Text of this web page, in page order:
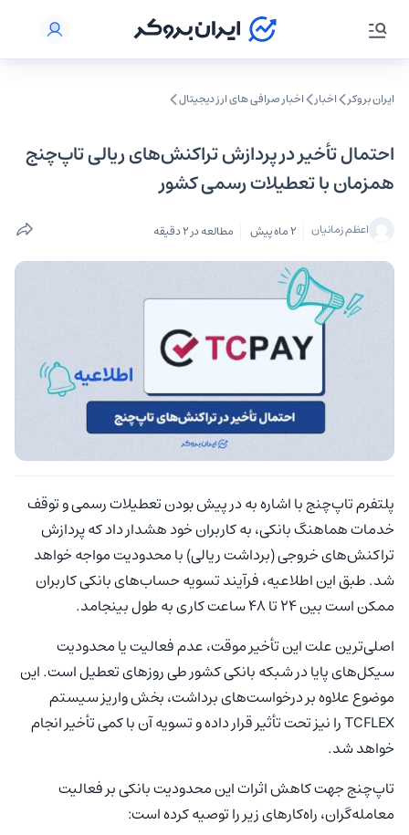
ایران بروکر اخبار اخبار صرافی‌ های ارز دیجیتال
احتمال تأخیر در پردازش تراکنش‌های ریالی تاپ‌چنج
همزمان با تعطیلات رسمی کشور
اعظم زمانیان 2 ماه پیش مطالعه در 2 دقیقه
پلتفرم تاپ‌چنج با اشاره به در پیش بودن تعطیلات رسمی و توقف
خدمات هماهنگ بانکی، به کاربران خود هشدار داد که پردازش
تراکنش‌های خروجی (برداشت ریالی) با محدودیت مواجه خواهد
شد. طبق این اطلاعیه، فرآیند تسویه حساب‌های بانکی کاربران
ممکن است بین ۲۴ تا ۴۸ ساعت کاری به طول بینجامد.
اصلی‌ترین علت این تأخیر موقت، عدم فعالیت یا محدودیت
سیکل‌های پایا در شبکه بانکی کشور طی روزهای تعطیل است. این
موضوع علاوه بر درخواست‌های برداشت، بخش واریز سیستم
TCFLEX را نیز تحت تأثیر قرار داده و تسویه آن با کمی تأخیر انجام
خواهد شد.
تاپ‌چنج جهت کاهش اثرات این محدودیت بانکی بر فعالیت
معامله‌گران، راه‌کارهای زیر را توصیه کرده است: